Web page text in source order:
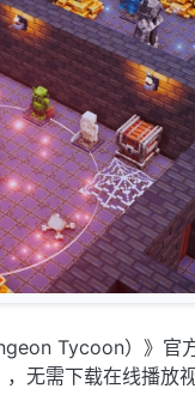
Tycoon）》官
无需下载在线播放